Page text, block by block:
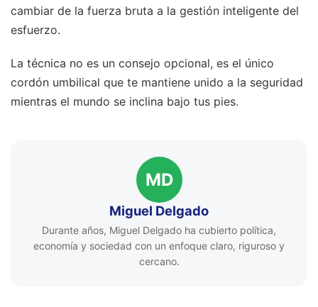
cambiar de la fuerza bruta a la gestión inteligente del
esfuerzo.
La técnica no es un consejo opcional, es el único
cordón umbilical que te mantiene unido a la seguridad
mientras el mundo se inclina bajo tus pies.
MD
Miguel Delgado
Durante años, Miguel Delgado ha cubierto política,
economía y sociedad con un enfoque claro, riguroso y
cercano.